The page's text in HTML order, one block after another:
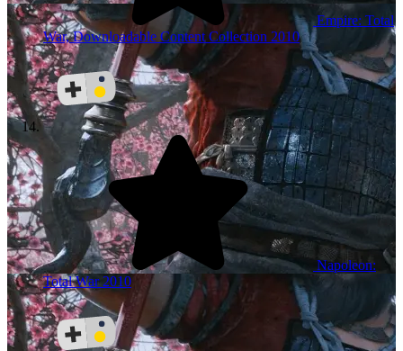
Empire: Total
War, Downloadable Content Collection 2010
Napoleon:
Total War2010